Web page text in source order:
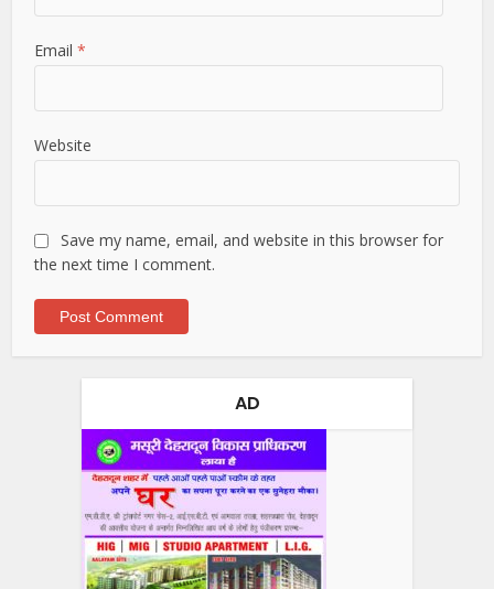
Email*
Website
Save my name, email, and website in this browser for
the next time I comment.
AD